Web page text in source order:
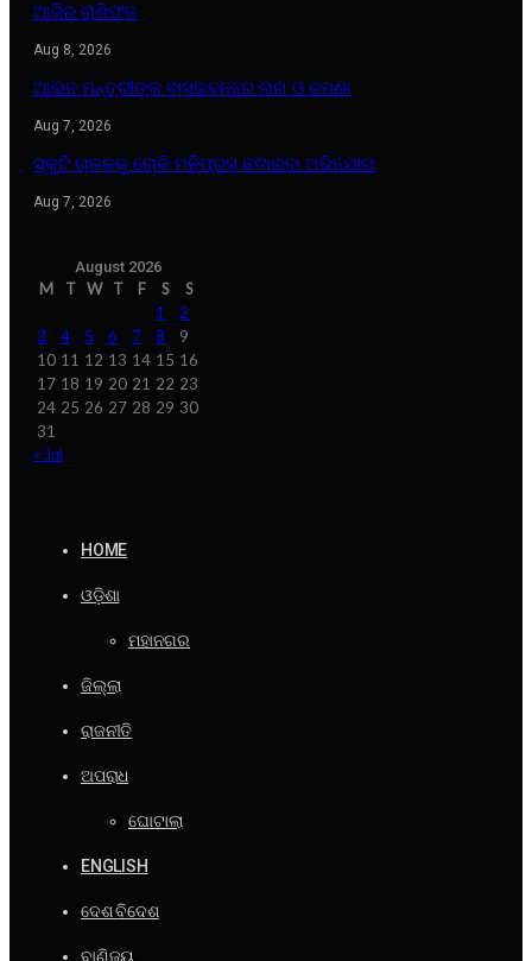
ଆଜିର ରାଶିଫଳ
Aug 8, 2026
ଆଇନ ମନ୍ତ୍ରୀଙ୍କ ବାସଭବନରେ ନାଗ ଓ ଢମଣା
Aug 7, 2026
ସ୍କୁଟି ଚାଳକକୁ ରୋକି ମନିପ୍ରସ ଛଡାଇବା ଅଭିଯୋଗ
Aug 7, 2026
August 2026
M T W T F S
S
1
2
3
4 5 6 7 8
9
10 11 12 13 14 15 16
17 18 19 20 21 22 23
24 25 26 27 28 29 30
31
« Jul
HOME
ଓଡ଼ିଶା
ମହାନଗର
ଜିଲ୍ଲା
ରାଜନୀତି
ଅପରାଧ
ଘୋଟାଲା
ENGLISH
ଦେଶ ବିଦେଶ
ବାଣିଜ୍ୟ